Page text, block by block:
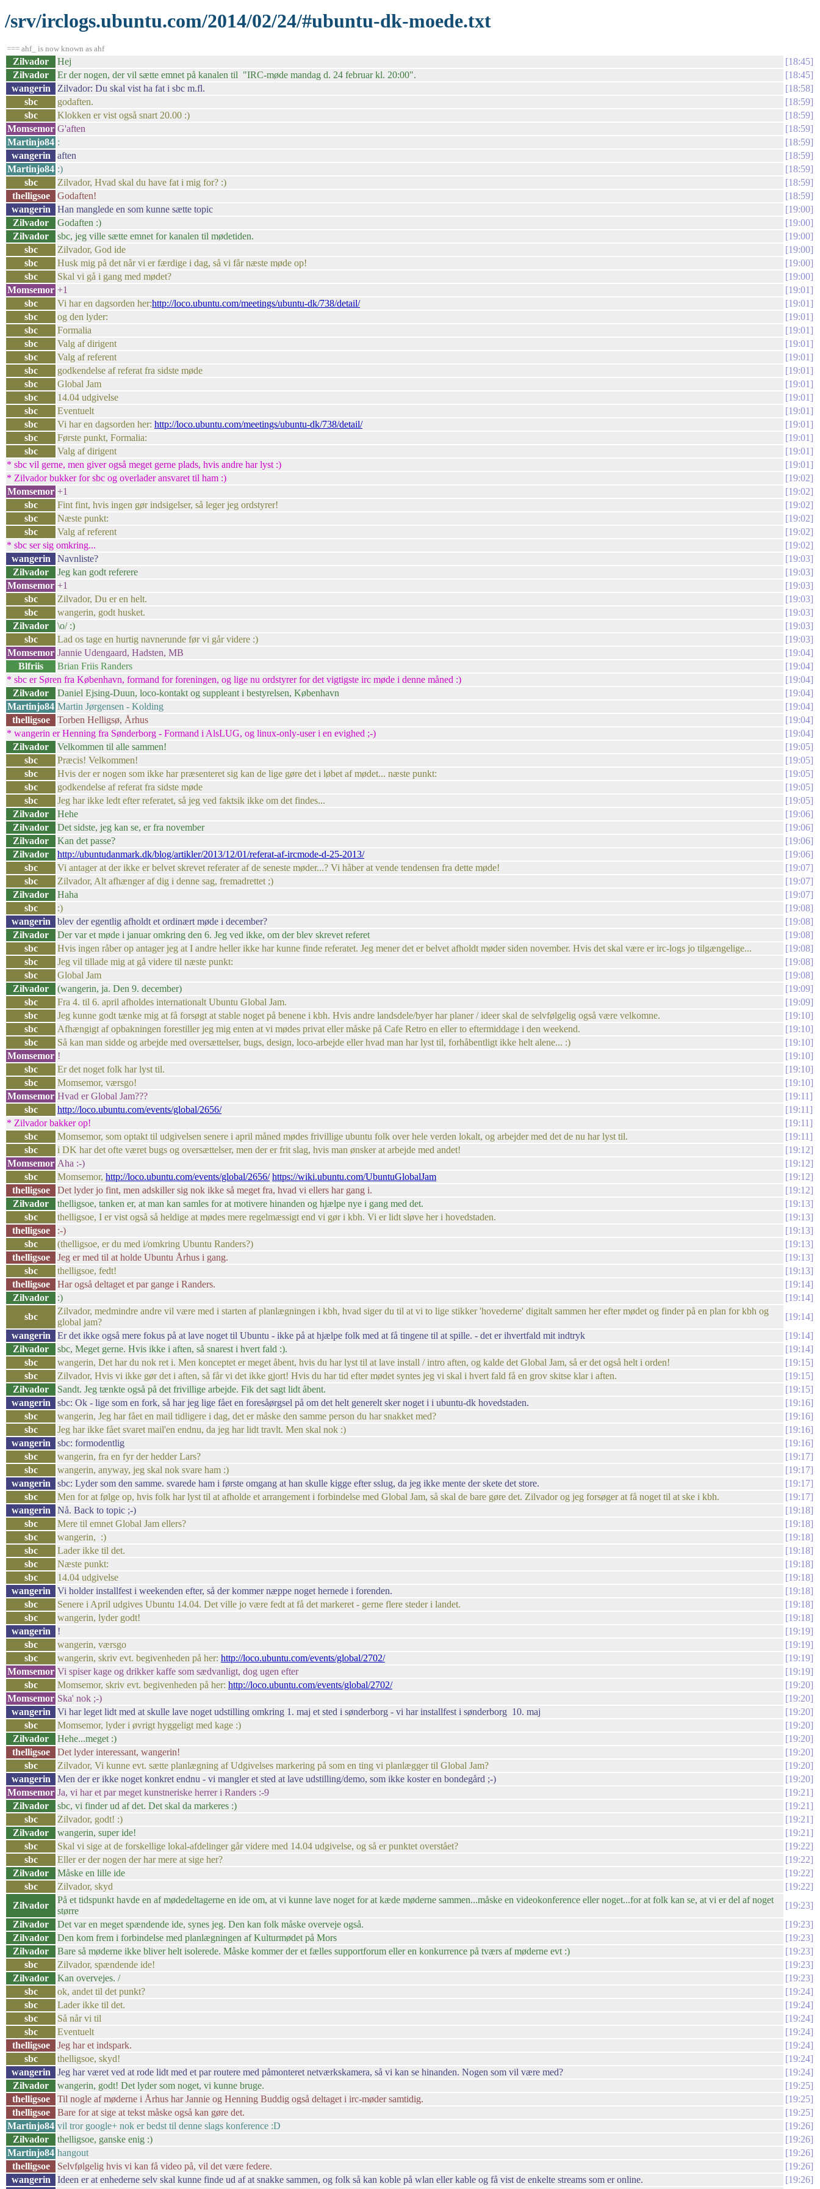
/srv/irclogs.ubuntu.com/2014/02/24/#ubuntu-dk-moede.txt
=== ahf_ is now known as ahf
Zilvador Hej
18:45
Zilvador
Er der nogen, der vil sætte emnet på kanalen til "IRC-møde mandag d. 24 februar kl. 20:00".
18:45
wangerin
Zilvador: Du skal vist ha fat i sbc m.fl.
18:58
sbc
godaften.
18:59
sbc
Klokken er vist også snart 20.00 :)
18:59
Momsemor G'aften
18:59
Martinjo84 :
18:59
wangerin
aften
18:59
Martinjo84 :)
18:59
sbc
Zilvador, Hvad skal du have fat i mig for? :)
18:59
thelligsoe
Godaften!
18:59
wangerin
Han manglede en som kunne sætte topic
19:00
Zilvador
Godaften :)
19:00
Zilvador
sbc, jeg ville sætte emnet for kanalen til mødetiden.
19:00
sbc
Zilvador, God ide
19:00
sbc
Husk mig på det når vi er færdige i dag, så vi får næste møde op!
19:00
sbc
Skal vi gå i gang med mødet?
19:00
Momsemor +1
19:01
sbc
Vi har en dagsorden her:http://loco.ubuntu.com/meetings/ubuntu-dk/738/detail/
19:01
sbc
og den lyder:
19:01
sbc
Formalia
19:01
sbc
Valg af dirigent
19:01
sbc
Valg af referent
19:01
sbc
godkendelse af referat fra sidste møde
19:01
sbc
Global Jam
19:01
sbc
14.04 udgivelse
19:01
sbc
Eventuelt
19:01
sbc
Vi har en dagsorden her: http://loco.ubuntu.com/meetings/ubuntu-dk/738/detail/
19:01
sbc
Første punkt, Formalia:
19:01
sbc
Valg af dirigent
19:01
* sbc vil gerne, men giver også meget gerne plads, hvis andre har lyst :)
19:01
* Zilvador bukker for sbc og overlader ansvaret til ham :)
19:02
Momsemor +1
19:02
sbc
Fint fint, hvis ingen gør indsigelser, så leger jeg ordstyrer!
19:02
sbc
Næste punkt:
19:02
sbc
Valg af referent
19:02
* sbc ser sig omkring...
19:02
wangerin
Navnliste?
19:03
Zilvador
Jeg kan godt referere
19:03
Momsemor +1
19:03
sbc
Zilvador, Du er en helt.
19:03
sbc
wangerin, godt husket.
19:03
Zilvador
\o/ :)
19:03
sbc
Lad os tage en hurtig navnerunde før vi går videre :)
19:03
Momsemor Jannie Udengaard, Hadsten, MB
19:04
Blfriis
Brian Friis Randers
19:04
* sbc er Søren fra København, formand for foreningen, og lige nu ordstyrer for det vigtigste irc møde i denne måned :)
19:04
Zilvador
Daniel Ejsing-Duun, loco-kontakt og suppleant i bestyrelsen, København
19:04
Martinjo84 Martin Jørgensen - Kolding
19:04
thelligsoe
Torben Helligsø, Århus
19:04
* wangerin er Henning fra Sønderborg - Formand i AlsLUG, og linux-only-user i en evighed ;-)
19:04
Zilvador
Velkommen til alle sammen!
19:05
sbc
Præcis! Velkommen!
19:05
sbc
Hvis der er nogen som ikke har præsenteret sig kan de lige gøre det i løbet af mødet... næste punkt:
19:05
sbc
godkendelse af referat fra sidste møde
19:05
sbc
Jeg har ikke ledt efter referatet, så jeg ved faktsik ikke om det findes...
19:05
Zilvador
Hehe
19:06
Zilvador
Det sidste, jeg kan se, er fra november
19:06
Zilvador
Kan det passe?
19:06
Zilvador
http://ubuntudanmark.dk/blog/artikler/2013/12/01/referat-af-ircmode-d-25-2013/
19:06
sbc
Vi antager at der ikke er belvet skrevet referater af de seneste møder...? Vi håber at vende tendensen fra dette møde!
19:07
sbc
Zilvador, Alt afhænger af dig i denne sag, fremadrettet ;)
19:07
Zilvador
Haha
19:07
sbc
:)
19:08
wangerin
blev der egentlig afholdt et ordinært møde i december?
19:08
Zilvador
Der var et møde i januar omkring den 6. Jeg ved ikke, om der blev skrevet referet
19:08
sbc
Hvis ingen råber op antager jeg at I andre heller ikke har kunne finde referatet. Jeg mener det er belvet afholdt møder siden november. Hvis det skal være er irc-logs jo tilgængelige...
19:08
sbc
Jeg vil tillade mig at gå videre til næste punkt:
19:08
sbc
Global Jam
19:08
Zilvador
(wangerin, ja. Den 9. december)
19:09
sbc
Fra 4. til 6. april afholdes internationalt Ubuntu Global Jam.
19:09
sbc
Jeg kunne godt tænke mig at få forsøgt at stable noget på benene i kbh. Hvis andre landsdele/byer har planer / ideer skal de selvfølgelig også være velkomne.
19:10
sbc
Afhængigt af opbakningen forestiller jeg mig enten at vi mødes privat eller måske på Cafe Retro en eller to eftermiddage i den weekend.
19:10
sbc
Så kan man sidde og arbejde med oversættelser, bugs, design, loco-arbejde eller hvad man har lyst til, forhåbentligt ikke helt alene... :)
19:10
Momsemor !
19:10
sbc
Er det noget folk har lyst til.
19:10
sbc
Momsemor, værsgo!
19:10
Momsemor Hvad er Global Jam???
19:11
sbc
http://loco.ubuntu.com/events/global/2656/
19:11
* Zilvador bakker op!
19:11
sbc
Momsemor, som optakt til udgivelsen senere i april måned mødes frivillige ubuntu folk over hele verden lokalt, og arbejder med det de nu har lyst til.
19:11
sbc
i DK har det ofte været bugs og oversættelser, men der er frit slag, hvis man ønsker at arbejde med andet!
19:12
Momsemor Aha :-)
19:12
sbc
Momsemor, http://loco.ubuntu.com/events/global/2656/ https://wiki.ubuntu.com/UbuntuGlobalJam
19:12
thelligsoe
Det lyder jo fint, men adskiller sig nok ikke så meget fra, hvad vi ellers har gang i.
19:12
Zilvador
thelligsoe, tanken er, at man kan samles for at motivere hinanden og hjælpe nye i gang med det.
19:13
sbc
thelligsoe, I er vist også så heldige at mødes mere regelmæssigt end vi gør i kbh. Vi er lidt sløve her i hovedstaden.
19:13
thelligsoe
:-)
19:13
sbc
(thelligsoe, er du med i/omkring Ubuntu Randers?)
19:13
thelligsoe
Jeg er med til at holde Ubuntu Århus i gang.
19:13
sbc
thelligsoe, fedt!
19:13
thelligsoe
Har også deltaget et par gange i Randers.
19:14
Zilvador
:)
19:14
sbc
Zilvador, medmindre andre vil være med i starten af planlægningen i kbh, hvad siger du til at vi to lige stikker 'hovederne' digitalt sammen her efter mødet og finder på en plan for kbh og
global jam?
19:14
wangerin
Er det ikke også mere fokus på at lave noget til Ubuntu - ikke på at hjælpe folk med at få tingene til at spille. - det er ihvertfald mit indtryk
19:14
Zilvador
sbc, Meget gerne. Hvis ikke i aften, så snarest i hvert fald :).
19:14
sbc
wangerin, Det har du nok ret i. Men konceptet er meget åbent, hvis du har lyst til at lave install / intro aften, og kalde det Global Jam, så er det også helt i orden!
19:15
sbc
Zilvador, Hvis vi ikke gør det i aften, så får vi det ikke gjort! Hvis du har tid efter mødet syntes jeg vi skal i hvert fald få en grov skitse klar i aften.
19:15
Zilvador
Sandt. Jeg tænkte også på det frivillige arbejde. Fik det sagt lidt åbent.
19:15
wangerin
sbc: Ok - lige som en fork, så har jeg lige fået en foresåørgsel på om det helt generelt sker noget i i ubuntu-dk hovedstaden.
19:16
sbc
wangerin, Jeg har fået en mail tidligere i dag, det er måske den samme person du har snakket med?
19:16
sbc
Jeg har ikke fået svaret mail'en endnu, da jeg har lidt travlt. Men skal nok :)
19:16
wangerin
sbc: formodentlig
19:16
sbc
wangerin, fra en fyr der hedder Lars?
19:17
sbc
wangerin, anyway, jeg skal nok svare ham :)
19:17
wangerin
sbc: Lyder som den samme. svarede ham i første omgang at han skulle kigge efter sslug, da jeg ikke mente der skete det store.
19:17
sbc
Men for at følge op, hvis folk har lyst til at afholde et arrangement i forbindelse med Global Jam, så skal de bare gøre det. Zilvador og jeg forsøger at få noget til at ske i kbh.
19:17
wangerin
Nå. Back to topic ;-)
19:18
sbc
Mere til emnet Global Jam ellers?
19:18
sbc
wangerin, :)
19:18
sbc
Lader ikke til det.
19:18
sbc
Næste punkt:
19:18
sbc
14.04 udgivelse
19:18
wangerin
Vi holder installfest i weekenden efter, så der kommer næppe noget hernede i forenden.
19:18
sbc
Senere i April udgives Ubuntu 14.04. Det ville jo være fedt at få det markeret - gerne flere steder i landet.
19:18
sbc
wangerin, lyder godt!
19:18
wangerin
!
19:19
sbc
wangerin, værsgo
19:19
sbc
wangerin, skriv evt. begivenheden på her: http://loco.ubuntu.com/events/global/2702/
19:19
Momsemor Vi spiser kage og drikker kaffe som sædvanligt, dog ugen efter
19:19
sbc
Momsemor, skriv evt. begivenheden på her: http://loco.ubuntu.com/events/global/2702/
19:20
Momsemor Ska' nok ;-)
19:20
wangerin
Vi har leget lidt med at skulle lave noget udstilling omkring 1. maj et sted i sønderborg - vi har installfest i sønderborg 10. maj
19:20
sbc
Momsemor, lyder i øvrigt hyggeligt med kage :)
19:20
Zilvador
Hehe...meget :)
19:20
thelligsoe
Det lyder interessant, wangerin!
19:20
sbc
Zilvador, Vi kunne evt. sætte planlægning af Udgivelses markering på som en ting vi planlægger til Global Jam?
19:20
wangerin
Men der er ikke noget konkret endnu - vi mangler et sted at lave udstilling/demo, som ikke koster en bondegård ;-)
19:20
Momsemor Ja, vi har et par meget kunstneriske herrer i Randers :-9
19:21
Zilvador
sbc, vi finder ud af det. Det skal da markeres :)
19:21
sbc
Zilvador, godt! :)
19:21
Zilvador
wangerin, super ide!
19:21
sbc
Skal vi sige at de forskellige lokal-afdelinger går videre med 14.04 udgivelse, og så er punktet overstået?
19:22
sbc
Eller er der nogen der har mere at sige her?
19:22
Zilvador
Måske en lille ide
19:22
sbc
Zilvador, skyd
19:22
Zilvador
På et tidspunkt havde en af mødedeltagerne en ide om, at vi kunne lave noget for at kæde møderne sammen...måske en videokonference eller noget...for at folk kan se, at vi er del af noget
større
19:23
Zilvador
Det var en meget spændende ide, synes jeg. Den kan folk måske overveje også.
19:23
Zilvador
Den kom frem i forbindelse med planlægningen af Kulturmødet på Mors
19:23
Zilvador
Bare så møderne ikke bliver helt isolerede. Måske kommer der et fælles supportforum eller en konkurrence på tværs af møderne evt :)
19:23
sbc
Zilvador, spændende ide!
19:23
Zilvador
Kan overvejes. /
19:23
sbc
ok, andet til det punkt?
19:24
sbc
Lader ikke til det.
19:24
sbc
Så når vi til
19:24
sbc
Eventuelt
19:24
thelligsoe
Jeg har et indspark.
19:24
sbc
thelligsoe, skyd!
19:24
wangerin
Jeg har været ved at rode lidt med et par routere med påmonteret netværkskamera, så vi kan se hinanden. Nogen som vil være med?
19:24
Zilvador
wangerin, godt! Det lyder som noget, vi kunne bruge.
19:25
thelligsoe
Til nogle af møderne i Århus har Jannie og Henning Buddig også deltaget i irc-møder samtidig.
19:25
thelligsoe
Bare for at sige at tekst måske også kan gøre det.
19:25
Martinjo84 vil tror google+ nok er bedst til denne slags konference :D
19:26
Zilvador
thelligsoe, ganske enig :)
19:26
Martinjo84 hangout
19:26
thelligsoe
Selvfølgelig hvis vi kan få video på, vil det være federe.
19:26
wangerin
Ideen er at enhederne selv skal kunne finde ud af at snakke sammen, og folk så kan koble på wlan eller kable og få vist de enkelte streams som er online.
19:26